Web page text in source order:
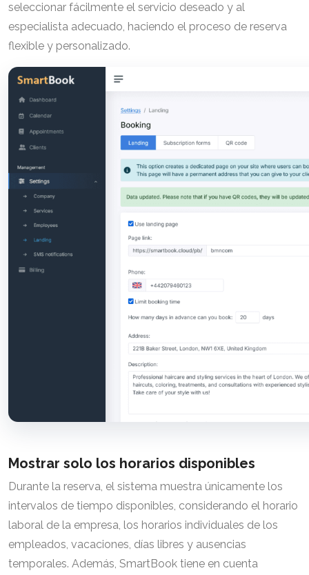
seleccionar fácilmente el servicio deseado y al
especialista adecuado, haciendo el proceso de reserva
flexible y personalizado.
Mostrar solo los horarios disponibles
Durante la reserva, el sistema muestra únicamente los
intervalos de tiempo disponibles, considerando el horario
laboral de la empresa, los horarios individuales de los
empleados, vacaciones, días libres y ausencias
temporales. Además, SmartBook tiene en cuenta